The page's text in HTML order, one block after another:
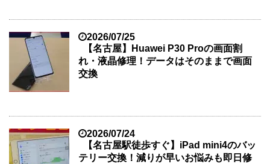
2026/07/25
【名古屋】Huawei P30 Proの画面割
れ・液晶修理！データはそのままで画面
交換
2026/07/24
【名古屋駅徒歩すぐ】iPad mini4のバッ
テリー交換！減りが早いお悩みも即日修